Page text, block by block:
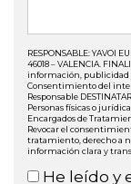
RESPONSABLE: YAVOI
46018 – VALENCIA.
información, publicidad
Consentimiento del
Responsable
Personas físicas o
Encargados de
Revocar el
tratamiento, derecho a
información clara y
He leído y